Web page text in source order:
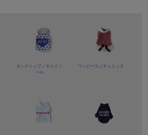
タンクトップ／ キャミソ
ール
ワンピース／チュニック